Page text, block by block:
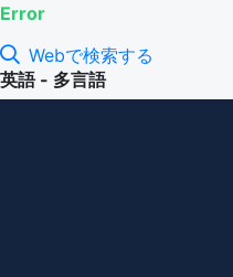
Error
Webで検索する
英語 - 多言語